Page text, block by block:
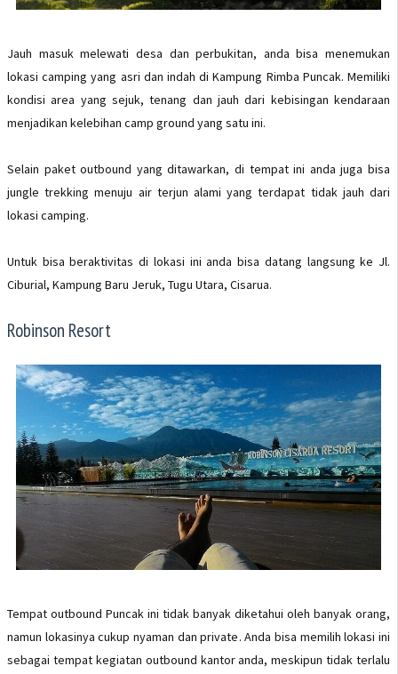
Jauh masuk melewati desa dan perbukitan, anda bisa menemukan
lokasi camping yang asri dan indah di Kampung Rimba Puncak. Memiliki
kondisi area yang sejuk, tenang dan jauh dari kebisingan kendaraan
menjadikan kelebihan camp ground yang satu ini.
Selain paket outbound yang ditawarkan, di tempat ini anda juga bisa
jungle trekking menuju air terjun alami yang terdapat tidak jauh dari
lokasi camping.
Untuk bisa beraktivitas di lokasi ini anda bisa datang langsung ke Jl.
Ciburial, Kampung Baru Jeruk, Tugu Utara, Cisarua.
Robinson Resort
Tempat outbound Puncak ini tidak banyak diketahui oleh banyak orang,
namun lokasinya cukup nyaman dan private. Anda bisa memilih lokasi ini
sebagai tempat kegiatan outbound kantor anda, meskipun tidak terlalu